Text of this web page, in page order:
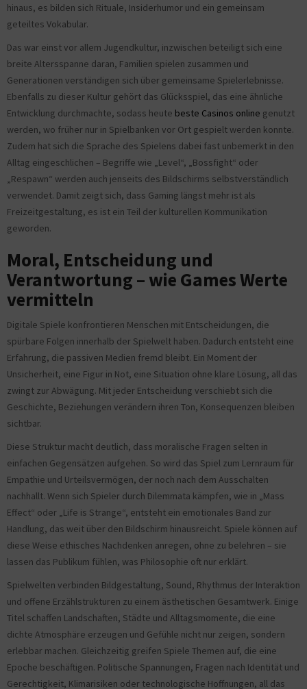
hinaus, es bilden sich Rituale, Insiderhumor und ein gemeinsam
geteiltes Vokabular.
Das war einst vor allem Jugendkultur, inzwischen beteiligt sich eine
breite Altersspanne daran, Familien spielen zusammen und
Generationen verständigen sich über gemeinsame Spielerlebnisse.
Ebenfalls zu dieser Kultur gehört das Glücksspiel, das eine ähnliche
Entwicklung durchmachte, sodass heute beste Casinos online genutzt
werden, wo früher nur in Spielbanken vor Ort gespielt werden konnte.
Zudem hat sich die Sprache des Spielens dabei fast unbemerkt in den
Alltag eingeschlichen – Begriffe wie „Level“, „Bossfight“ oder
„Respawn“ werden auch jenseits des Bildschirms selbstverständlich
verwendet. Damit zeigt sich, dass Gaming längst mehr ist als
Freizeitgestaltung, es ist ein Teil der kulturellen Kommunikation
geworden.
Moral, Entscheidung und
Verantwortung – wie Games Werte
vermitteln
Digitale Spiele konfrontieren Menschen mit Entscheidungen, die
spürbare Folgen innerhalb der Spielwelt haben. Dadurch entsteht eine
Erfahrung, die passiven Medien fremd bleibt. Ein Moment der
Unsicherheit, eine Figur in Not, eine Situation ohne klare Lösung, all das
zwingt zur Abwägung. Mit jeder Entscheidung verschiebt sich die
Geschichte, Beziehungen verändern ihren Ton, Konsequenzen bleiben
sichtbar.
Diese Struktur macht deutlich, dass moralische Fragen selten in
einfachen Gegensätzen aufgehen. So wird das Spiel zum Lernraum für
Empathie und Urteilsvermögen, der noch nach dem Ausschalten
nachhallt. Wenn sich Spieler durch Dilemmata kämpfen, wie in „Mass
Effect“ oder „Life is Strange“, entsteht ein emotionales Band zur
Handlung, das weit über den Bildschirm hinausreicht. Spiele können auf
diese Weise ethisches Nachdenken anregen, ohne zu belehren – sie
lassen das Publikum fühlen, was Philosophie oft nur erklärt.
Spielwelten verbinden Bildgestaltung, Sound, Rhythmus der Interaktion
und offene Erzählstrukturen zu einem ästhetischen Gesamtwerk. Einige
Titel schaffen Landschaften, Städte und Alltagsmomente, die eine
dichte Atmosphäre erzeugen und Gefühle nicht nur zeigen, sondern
erlebbar machen. Gleichzeitig greifen Spiele Themen auf, die eine
Epoche beschäftigen. Politische Spannungen, Fragen nach Identität und
Gerechtigkeit, Klimarisiken oder technologische Hoffnungen, all das